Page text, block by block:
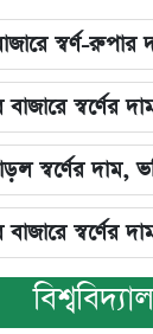
স্বর্ণ-
স্বর্ণের
স্বর্ণের দাম,
স্বর্ণের